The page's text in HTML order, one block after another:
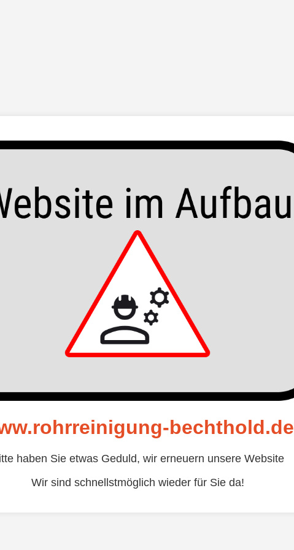
bechthold.de
haben Sie etwas Geduld, wir erneuern unsere Website
Wir sind schnellstmöglich wieder für Sie da!